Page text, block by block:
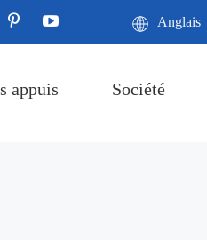
Anglais
appuis Société